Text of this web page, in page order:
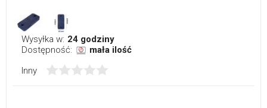
Wysyłka w: 24 godziny
Dostępność:
mała ilość
Inny